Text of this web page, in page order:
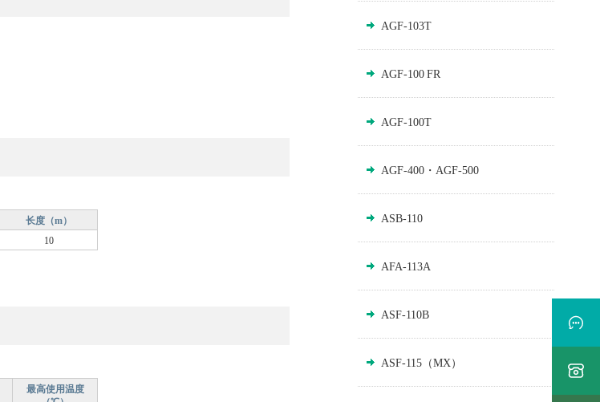
长度（m）
10
最高使用温度
AGF-103T
AGF-100 FR
AGF-100T
AGF-400・AGF-500
ASB-110
AFA-113A
ASF-110B
ASF-115（MX）